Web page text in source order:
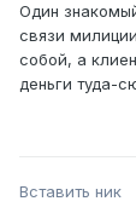
Один
связи
собой, а
деньги туда-
Вставить ник